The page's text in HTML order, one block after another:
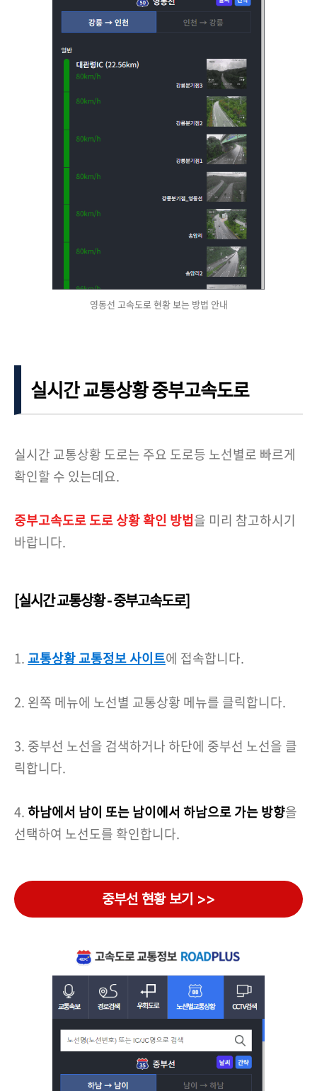
영동선 고속도로 현황 보는 방법 안내
실시간 교통상황 중부고속도로
실시간 교통상황 도로는 주요 도로등 노선별로 빠르게
확인할 수 있는데요.
중부고속도로 도로 상황 확인 방법을 미리 참고하시기
바랍니다.
[실시간 교통상황 - 중부고속도로]
1. 교통상황 교통정보 사이트에 접속합니다.
2. 왼쪽 메뉴에 노선별 교통상황 메뉴를 클릭합니다.
3. 중부선 노선을 검색하거나 하단에 중부선 노선을 클
릭합니다.
4.하남에서 남이 또는 남이에서 하남으로 가는 방향을
선택하여 노선도를 확인합니다.
중부선 현황 보기 >>